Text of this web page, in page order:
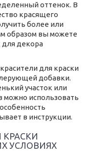
оттенок. В
красящего
более или
образом вы можете
для декора
для краски
добавки.
участок или
можно использовать
в инструкции.
УСЛОВИЯХ